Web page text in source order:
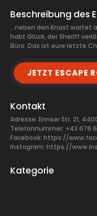
Beschreibung des
...neben den Knast wartet
habt Glück, der Sheriff
Büro. Das ist eure letzte
JETZT ESCAPE
Kontakt
Adresse: Ennser Str. 21,
Telefonnummer: +43 676
Facebook: https://
Instagram: https://
Kategorie